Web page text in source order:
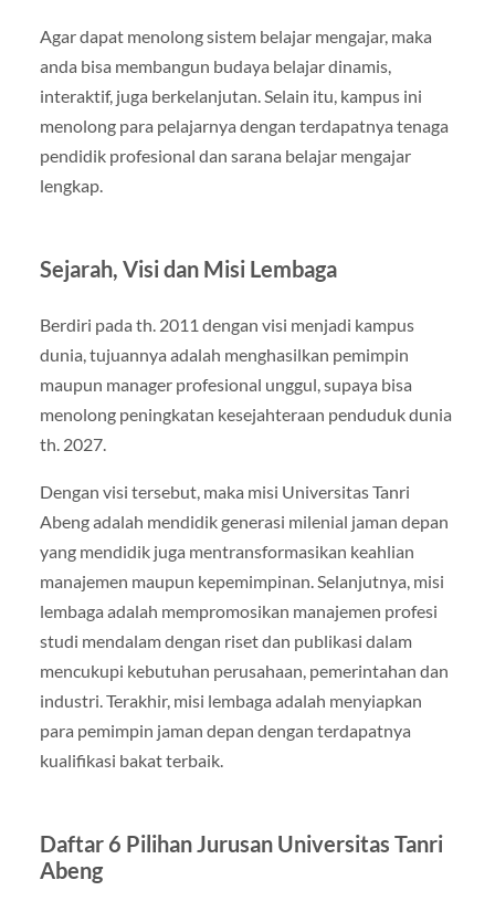
Agar dapat menolong sistem belajar mengajar, maka
anda bisa membangun budaya belajar dinamis,
interaktif, juga berkelanjutan. Selain itu, kampus ini
menolong para pelajarnya dengan terdapatnya tenaga
pendidik profesional dan sarana belajar mengajar
lengkap.
Sejarah, Visi dan Misi Lembaga
Berdiri pada th. 2011 dengan visi menjadi kampus
dunia, tujuannya adalah menghasilkan pemimpin
maupun manager profesional unggul, supaya bisa
menolong peningkatan kesejahteraan penduduk dunia
th. 2027.
Dengan visi tersebut, maka misi Universitas Tanri
Abeng adalah mendidik generasi milenial jaman depan
yang mendidik juga mentransformasikan keahlian
manajemen maupun kepemimpinan. Selanjutnya, misi
lembaga adalah mempromosikan manajemen profesi
studi mendalam dengan riset dan publikasi dalam
mencukupi kebutuhan perusahaan, pemerintahan dan
industri. Terakhir, misi lembaga adalah menyiapkan
para pemimpin jaman depan dengan terdapatnya
kualifikasi bakat terbaik.
Daftar 6 Pilihan Jurusan Universitas Tanri
Abeng